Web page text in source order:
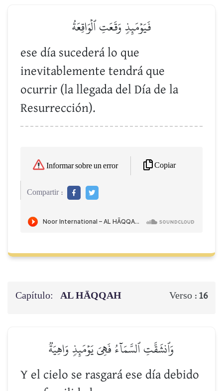
فَيَوۡمَئِذٖ وَقَعَتِ ٱلۡوَاقِعَةُ
ese día sucederá lo que
inevitablemente tendrá que
ocurrir (la llegada del Día de la
Resurrección).
Informar sobre un error Copiar
Compartir :
Capítulo: AL HĀQQAH Verso : 16
وَٱنشَقَّتِ ٱلسَّمَآءُ فَهِيَ يَوۡمَئِذٖ وَاهِيَةٞ
Y el cielo se rasgará ese día debido